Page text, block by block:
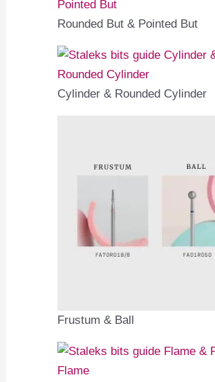
Rounded But & Pointed But
Cylinder & Rounded Cylinder
Frustum & Ball